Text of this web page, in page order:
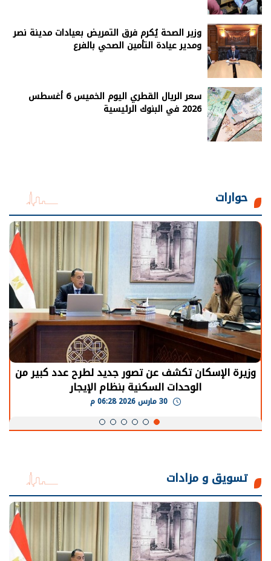
وزير الصحة يُكرم فرق التمريض بعيادات مدينة نصر
ومدير عيادة التأمين الصحي بالفرع
سعر الريال القطري اليوم الخميس 6 أغسطس
2026 في البنوك الرئيسية
حوارات
وزيرة الإسكان تكشف عن تصور جديد لطرح عدد كبير من
الوحدات السكنية بنظام الإيجار
تسويق و مزادات